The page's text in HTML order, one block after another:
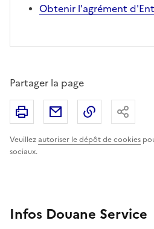
Obtenir l'agrément
Partager la page
Veuillezautoriser le dépôt de cookies
sociaux.
Imprimer Partager par email
Copier le lien
Infos Douane Service